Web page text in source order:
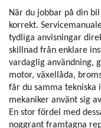
När du jobbar på din
korrekt.
tydliga anvisningar
skillnad från enklare
vardaglig användning,
motor, växellåda,
får du samma tekniska
mekaniker använt sig
En stor fördel med
noggrant framtagna